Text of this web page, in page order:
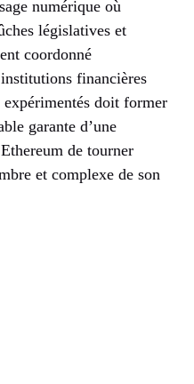
numérique où
législatives et
coordonné
financières
doit former
garante d’une
de tourner
et complexe de son